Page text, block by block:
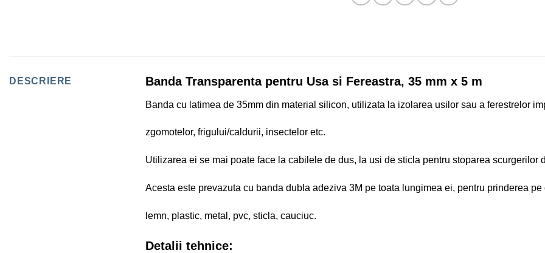
DESCRIERE Banda Transparenta pentru Usa si Fereastra, 35 mm x 5 m
Banda cu latimea de 35mm din material silicon, utilizata la izolarea usilor sau a ferestrelor
zgomotelor, frigului/caldurii, insectelor etc.
Utilizarea ei se mai poate face la cabilele de dus, la usi de sticla pentru stoparea scurgerilor
Acesta este prevazuta cu banda dubla adeziva 3M pe toata lungimea ei, pentru prinderea pe
lemn, plastic, metal, pvc, sticla, cauciuc.
Detalii tehnice: